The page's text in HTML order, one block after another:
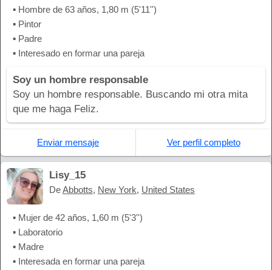
▪ Hombre de 63 años, 1,80 m (5'11'')
▪ Pintor
▪ Padre
▪ Interesado en formar una pareja
Soy un hombre responsable
Soy un hombre responsable. Buscando mi otra mita
que me haga Feliz.
Enviar mensaje Ver perfil completo
Lisy_15
DeAbbotts, New York, United States
▪ Mujer de 42 años, 1,60 m (5'3'')
▪ Laboratorio
▪ Madre
▪ Interesada en formar una pareja